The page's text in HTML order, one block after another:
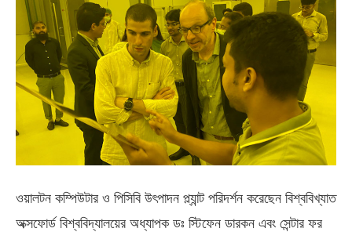
ওয়ালটন কম্পিউটার ও পিসিবি উৎপাদন প্ল্যান্ট পরিদর্শন করেছেন বিশ্ববিখ্যাত
অক্সফোর্ড বিশ্ববিদ্যালয়ের অধ্যাপক ডঃ স্টিফেন ডারকন এবং সেন্টার ফর